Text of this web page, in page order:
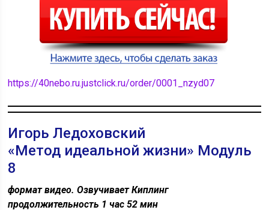
https://40nebo.ru.justclick.ru/order/0001_nzyd07
Игорь Ледоховский
«Метод идеальной жизни» Модуль
8
формат видео. Озвучивает Киплинг
продолжительность 1 час 52 мин